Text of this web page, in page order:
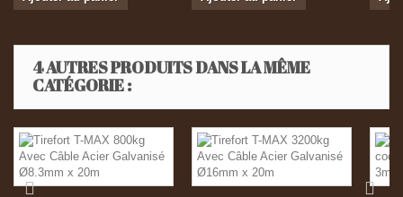
4 AUTRES PRODUITS DANS LA MÊME
CATÉGORIE :